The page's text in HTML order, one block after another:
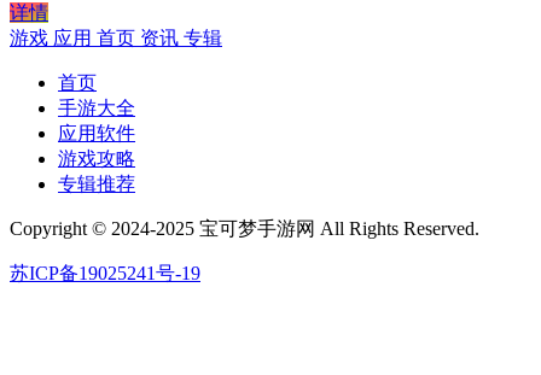
详情
游戏 应用 首页 资讯 专辑
首页
手游大全
应用软件
游戏攻略
专辑推荐
Copyright © 2024-2025 宝可梦手游网 All Rights Reserved.
苏ICP备19025241号-19